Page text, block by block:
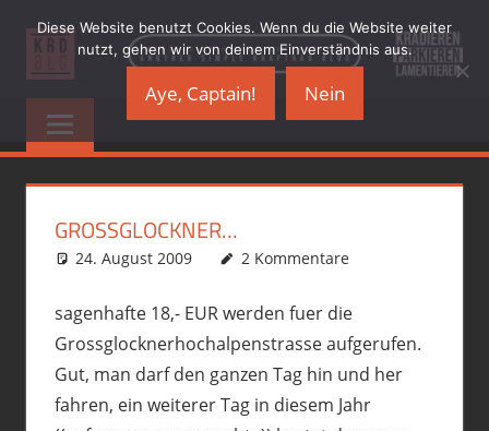
Inhalt
springen
KRADBLOG.DE
&
…
another
Kraftrad
GROSSGLOCKNER…
24. August 2009 phil
Motorrad,R12GS
2 Kommentare
sagenhafte 18,- EUR werden fuer die
Grossglocknerhochalpenstrasse aufgerufen.
Gut, man darf den ganzen Tag hin und her
fahren, ein weiterer Tag in diesem Jahr
Diese Website benutzt Cookies. Wenn du die Website weiter
nutzt, gehen wir von deinem Einverständnis aus.
Aye, Captain! Nein